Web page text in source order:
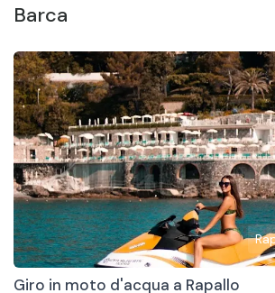
Barca
Giro in moto d'acqua a Rapallo